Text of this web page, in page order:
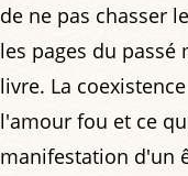
de ne pas chasser
les pages du
livre. La
l'amour fou et ce
manifestation d'un